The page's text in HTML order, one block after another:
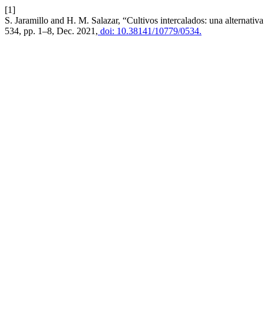
[1]
S. Jaramillo and H. M. Salazar, “Cultivos intercalados: una
534, pp. 1–8, Dec. 2021, doi: 10.38141/10779/0534.